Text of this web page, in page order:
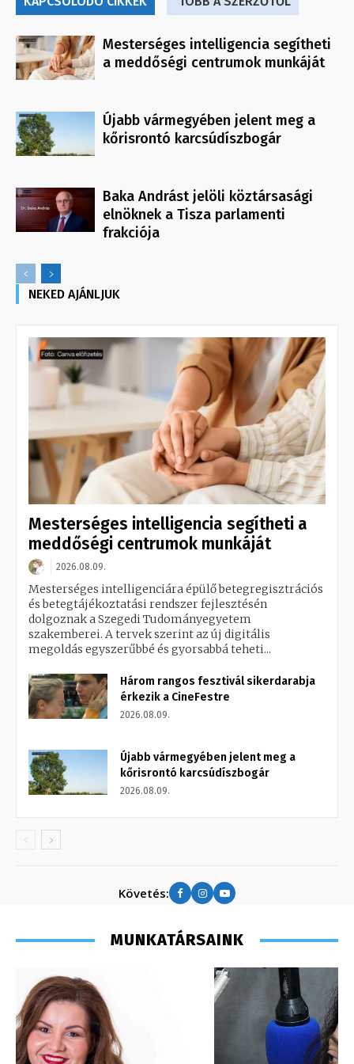
Mesterséges intelligencia segítheti
a meddőségi centrumok munkáját
Újabb vármegyében jelent meg a
kőrisrontó karcsúdíszbogár
Baka Andrást jelöli köztársasági
elnöknek a Tisza parlamenti
frakciója
NEKED AJÁNLJUK
Mesterséges intelligencia segítheti a
meddőségi centrumok munkáját
2026.08.09.
Mesterséges intelligenciára épülő betegregisztrációs
és betegtájékoztatási rendszer fejlesztésén
dolgoznak a Szegedi Tudományegyetem
szakemberei. A tervek szerint az új digitális
megoldás egyszerűbbé és gyorsabbá teheti...
Három rangos fesztivál sikerdarabja
érkezik a CineFestre
2026.08.09.
Újabb vármegyében jelent meg a
kőrisrontó karcsúdíszbogár
2026.08.09.
Követés:
MUNKATÁRSAINK